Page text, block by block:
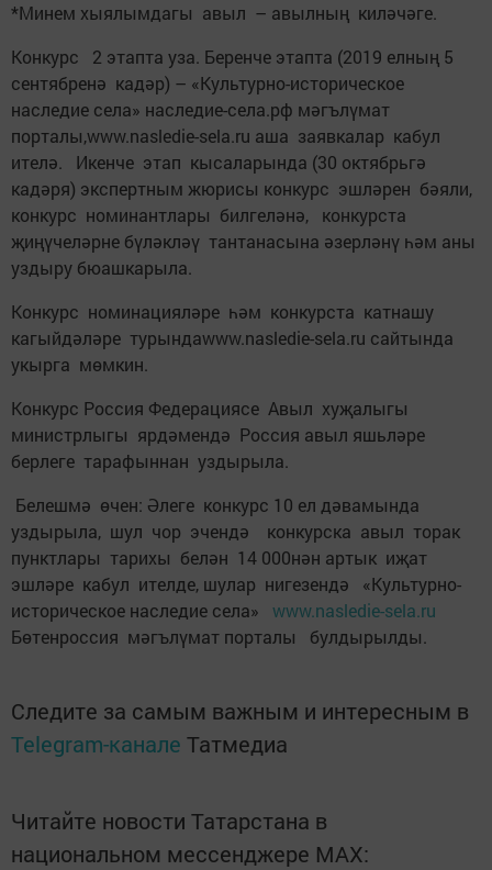
*Минем хыялымдагы авыл – авылның киләчәге.
Конкурс 2 этапта уза. Беренче этапта (2019 елның 5
сентябренә кадәр) – «Культурно-историческое
наследие села» наследие-села.рф мәгълүмат
порталы,www.nasledie-sela.ru аша заявкалар кабул
ителә. Икенче этап кысаларында (30 октябрьгә
кадәря) экспертным жюрисы конкурс эшләрен бәяли,
конкурс номинантлары билгеләнә, конкурста
җиңүчеләрне бүләкләү тантанасына әзерләнү һәм аны
уздыру бюашкарыла.
Конкурс номинацияләре һәм конкурста катнашу
кагыйдәләре турындаwww.nasledie-sela.ru сайтында
укырга мөмкин.
Конкурс Россия Федерациясе Авыл хуҗалыгы
министрлыгы ярдәмендә Россия авыл яшьләре
берлеге тарафыннан уздырыла.
Белешмә өчен: Әлеге конкурс 10 ел дәвамында
уздырыла, шул чор эчендә конкурска авыл торак
пунктлары тарихы белән 14 000нән артык иҗат
эшләре кабул ителде, шулар нигезендә «Культурно-
историческое наследие села»
www.nasledie-sela.ru
Бөтенроссия мәгълүмат порталы булдырылды.
Следите за самым важным и интересным в
Telegram-канале Татмедиа
Читайте новости Татарстана в
национальном мессенджере MАХ: